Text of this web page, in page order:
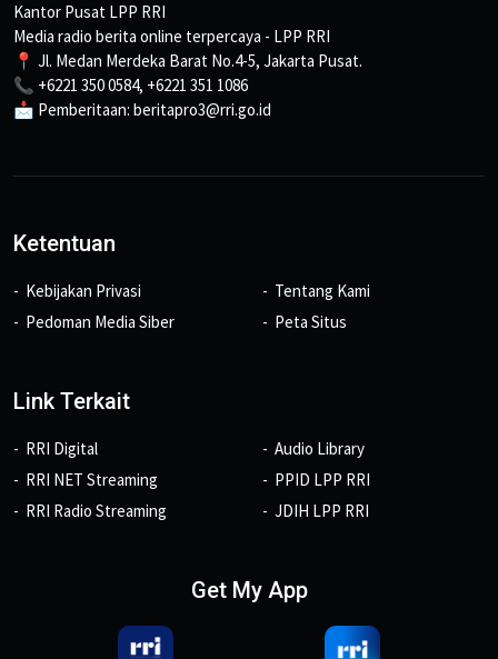
Kantor Pusat LPP RRI
Media radio berita online terpercaya - LPP RRI
📍 Jl. Medan Merdeka Barat No.4-5, Jakarta Pusat.
📞 +6221 350 0584, +6221 351 1086
📩 Pemberitaan: beritapro3@rri.go.id
Ketentuan
Kebijakan Privasi
Pedoman Media Siber
Tentang Kami
Peta Situs
Link Terkait
RRI Digital
RRI NET Streaming
RRI Radio Streaming
Audio Library
PPID LPP RRI
JDIH LPP RRI
Get My App